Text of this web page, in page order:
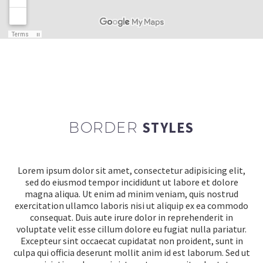
BORDERSTYLES
Lorem ipsum dolor sit amet, consectetur adipisicing elit,
sed do eiusmod tempor incididunt ut labore et dolore
magna aliqua. Ut enim ad minim veniam, quis nostrud
exercitation ullamco laboris nisi ut aliquip ex ea commodo
consequat. Duis aute irure dolor in reprehenderit in
voluptate velit esse cillum dolore eu fugiat nulla pariatur.
Excepteur sint occaecat cupidatat non proident, sunt in
culpa qui officia deserunt mollit anim id est laborum. Sed ut